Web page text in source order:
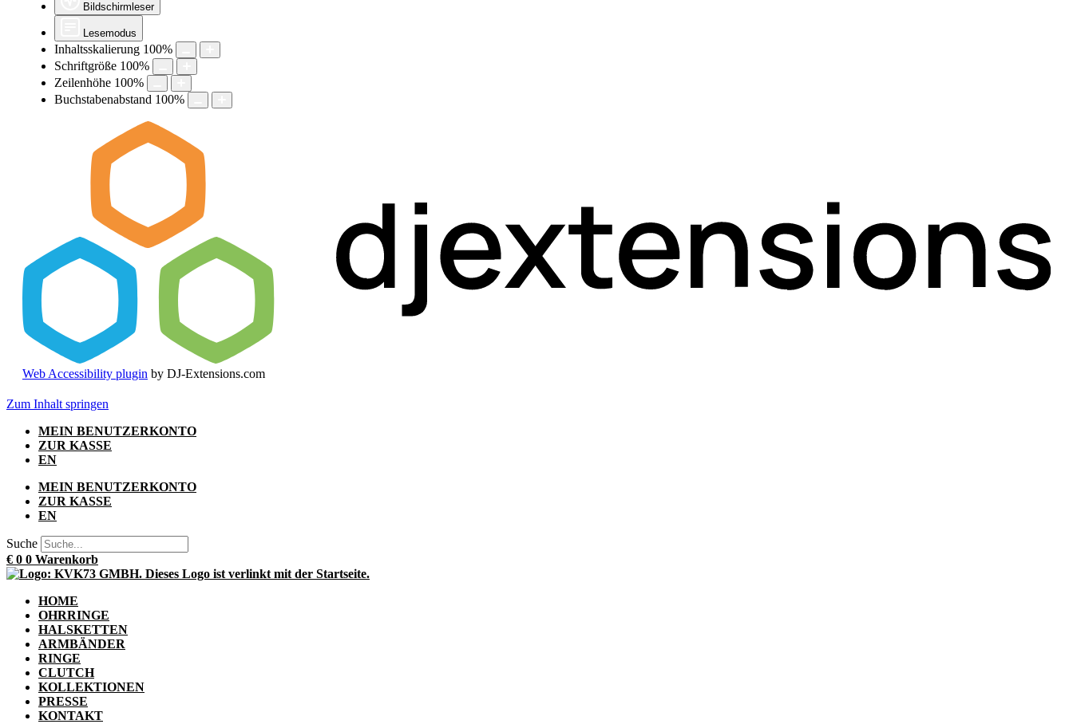
Bildschirmleser
Lesemodus
Inhaltsskalierung 100%
Schriftgröße 100%
Zeilenhöhe 100%
Buchstabenabstand 100%
Web Accessibility plugin by DJ-Extensions.com
Zum Inhalt springen
MEIN BENUTZERKONTO
ZUR KASSE
EN
MEIN BENUTZERKONTO
ZUR KASSE
EN
Suche
€ 0 0 Warenkorb
HOME
OHRRINGE
HALSKETTEN
ARMBÄNDER
RINGE
CLUTCH
KOLLEKTIONEN
PRESSE
KONTAKT